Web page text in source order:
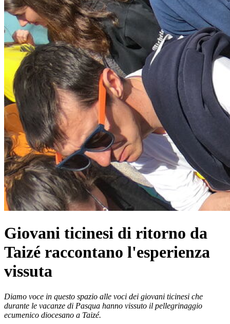
Giovani ticinesi di ritorno da
Taizé raccontano l'esperienza
vissuta
Diamo voce in questo spazio alle voci dei giovani ticinesi che
durante le vacanze di Pasqua hanno vissuto il pellegrinaggio
ecumenico diocesano a Taizé.